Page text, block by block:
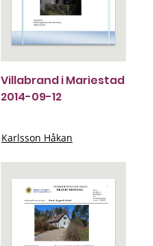
Villabrand i Mariestad
2014-09-12
Karlsson Håkan